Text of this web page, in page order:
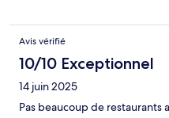
Avis vérifié
10/10 Exceptionnel
14 juin 2025
Pas beaucoup de restaurants